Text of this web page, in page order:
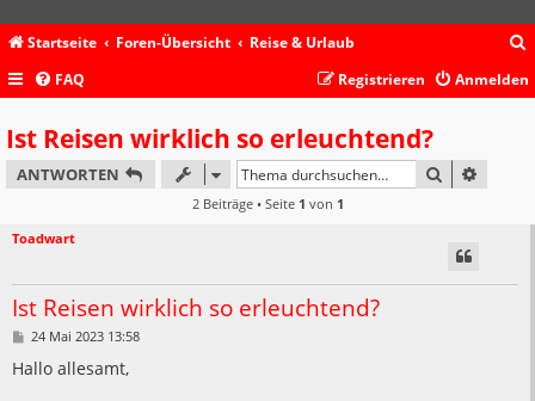
Startseite Foren-Übersicht Reise & Urlaub
c
FAQ Anmelden
Registrieren
Ist Reisen wirklich so erleuchtend?
ANTWORTEN SUCHE
2 Beiträge • Seite 1 von 1
Toadwart
Ist Reisen wirklich so erleuchtend?
B
i
24 Mai 2023 13:58
Hallo allesamt,